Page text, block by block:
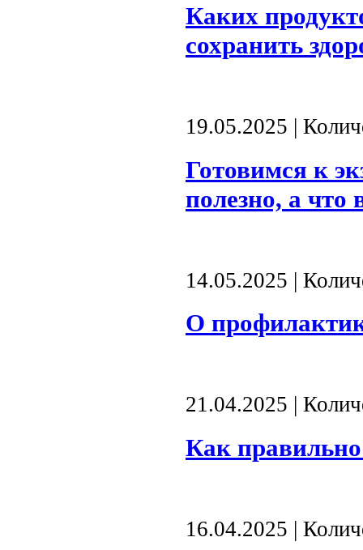
Каких
сохранить
19.05.2025 |
Готовимся к
полезно, а что
14.05.2025 |
О
21.04.2025 |
Как
16.04.2025 |